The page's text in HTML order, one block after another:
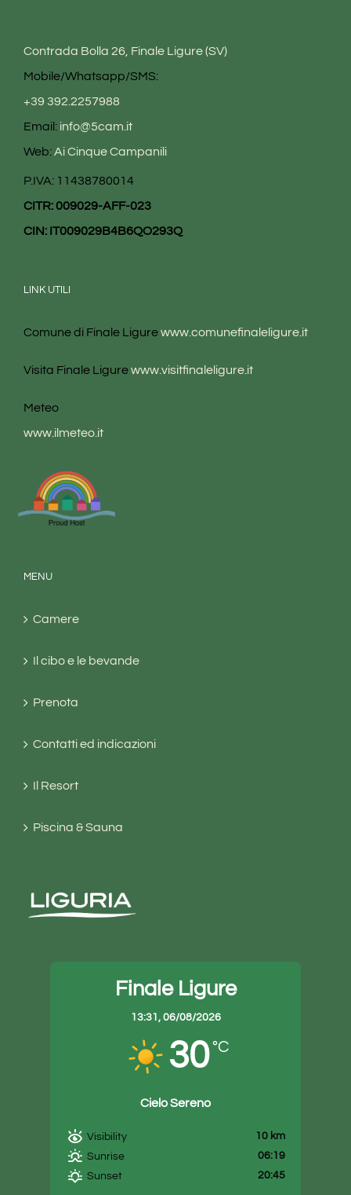
Contrada Bolla 26, Finale Ligure (SV)
Mobile/Whatsapp/SMS:
+39 392.2257988
Email: info@5cam.it
Web:Ai Cinque Campanili
P.IVA: 11438780014
CITR: 009029-AFF-023
CIN: IT009029B4B6QO293Q
LINK UTILI
Comune di Finale Ligurewww.comunefinaleligure.it
Visita Finale Ligurewww.visitfinaleligure.it
Meteo
www.ilmeteo.it
MENU
Camere
Il cibo e le bevande
Prenota
Contatti ed indicazioni
Il Resort
Piscina & Sauna
Finale Ligure
13:31, 06/08/2026
30 °C
Cielo Sereno
Visibility
10 km
Sunrise
06:19
Sunset
20:45